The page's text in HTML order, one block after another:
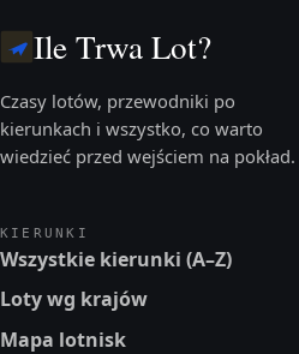
Ile Trwa Lot?
Czasy lotów, przewodniki po
kierunkach i wszystko, co warto
wiedzieć przed wejściem na pokład.
KIERUNKI
Wszystkie kierunki (A–Z)
Loty wg krajów
Mapa lotnisk